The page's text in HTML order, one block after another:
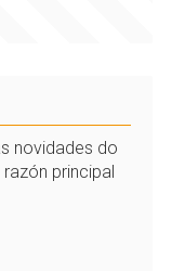
novidades do
principal